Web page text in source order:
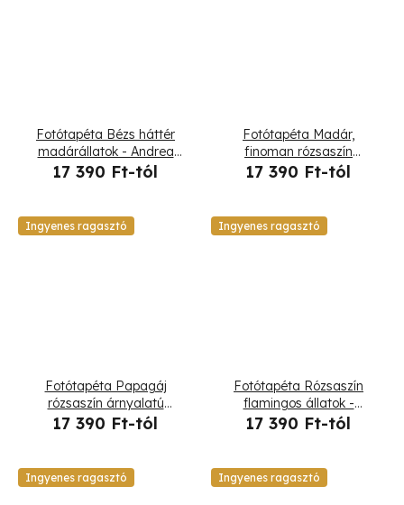
Fotótapéta Bézs háttér
madárállatok - Andrea
Haase
17 390 Ft-tól
Fotótapéta Madár,
finoman rózsaszín
akcentussal a háttérben -
17 390 Ft-tól
Ingyenes ragasztó
Fotótapéta Papagáj
rózsaszín árnyalatú
természetben - Andrea
17 390 Ft-tól
Ingyenes ragasztó
Fotótapéta Rózsaszín
flamingos állatok -
Andrea Haase
17 390 Ft-tól
Ingyenes ragasztó Ingyenes ragasztó